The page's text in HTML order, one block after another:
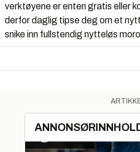
verktøyene er enten gratis eller
derfor daglig tipse deg om et
snike inn fullstendig nytteløs